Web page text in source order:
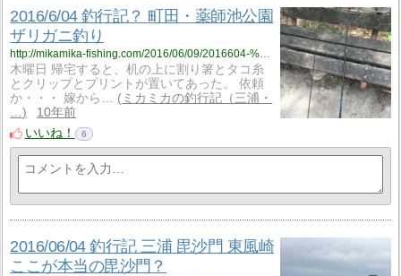
2016/6/04 釣行記？ 町田・薬師池公園
ザリガニ釣り
http://mikamika-fishing.com/2016/06/09/2016604-%e9%87%a3%e8%a1%8c%e8%a8%98%ef%bc%9f-%e7%94%ba%e7%94%b0%e3%83%bb%e8%96%ac%e5%b8%ab%e6%b1%a0%e5%85%ac%e5%9c%92-%e3%82%b6%e3%83%aa%e3%82%ac%e3%83%8b%e9%87%a3%e3%82%8a/
木曜日 帰宅すると、机の上に割り箸とタコ糸
とクリップとプリントが置いてあった。 依頼
か・・・ 嫁から…
ミカミカの釣行記（三浦・
…
10年前
いいね！
6
2016/06/04 釣行記 三浦 毘沙門 東風崎
ここが本当の毘沙門？